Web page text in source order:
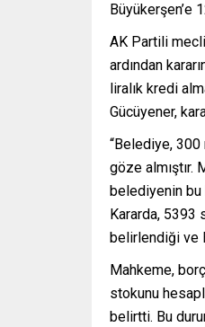
AK Partili
ardından
liralık kredi
Gücüyener,
“Belediye, 300
göze almıştır.
belediyenin bu
Kararda, 5393
belirlendiği ve
Mahkeme,
stokunu
belirtti. Bu